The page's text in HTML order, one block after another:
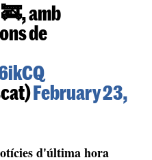
amb
de
February 23,
d'última hora